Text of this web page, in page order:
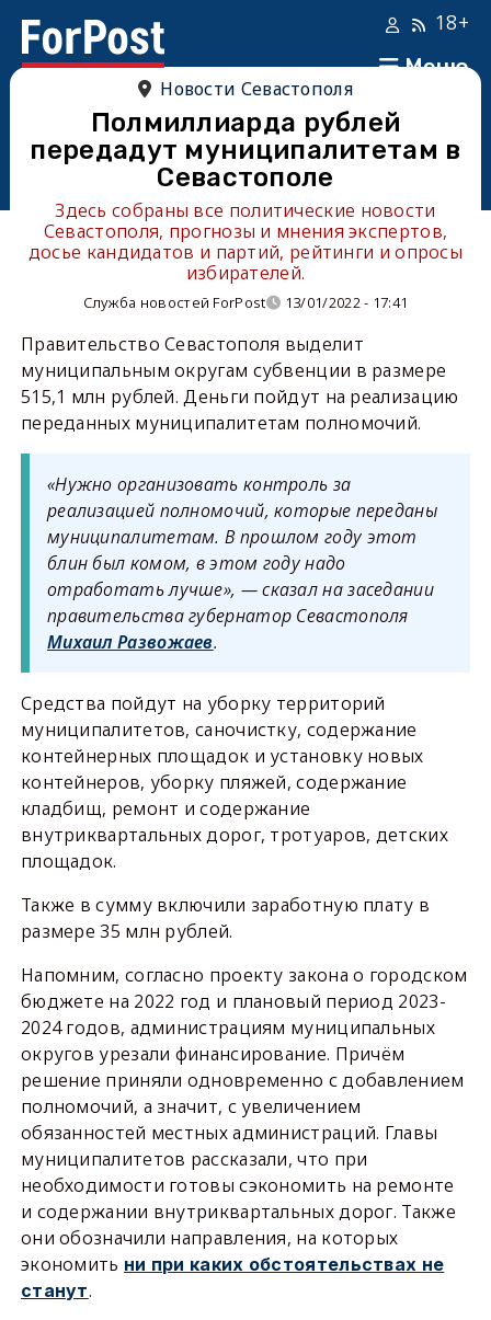
Меню
18+
Новости Севастополя
Полмиллиарда рублей
передадут муниципалитетам в
Севастополе
Здесь собраны все политические новости
Севастополя, прогнозы и мнения экспертов,
досье кандидатов и партий, рейтинги и опросы
избирателей.
Служба новостей ForPost 13/01/2022 - 17:41
Правительство Севастополя выделит
муниципальным округам субвенции в размере
515,1 млн рублей. Деньги пойдут на реализацию
переданных муниципалитетам полномочий.
«Нужно организовать контроль за
реализацией полномочий, которые переданы
муниципалитетам. В прошлом году этот
блин был комом, в этом году надо
отработать лучше», — сказал на заседании
правительства губернатор Севастополя
Михаил Развожаев.
Средства пойдут на уборку территорий
муниципалитетов, саночистку, содержание
контейнерных площадок и установку новых
контейнеров, уборку пляжей, содержание
кладбищ, ремонт и содержание
внутриквартальных дорог, тротуаров, детских
площадок.
Также в сумму включили заработную плату в
размере 35 млн рублей.
Напомним, согласно проекту закона о городском
бюджете на 2022 год и плановый период 2023-
2024 годов, администрациям муниципальных
округов урезали финансирование. Причём
решение приняли одновременно с добавлением
полномочий, а значит, с увеличением
обязанностей местных администраций. Главы
муниципалитетов рассказали, что при
необходимости готовы сэкономить на ремонте
и содержании внутриквартальных дорог. Также
они обозначили направления, на которых
экономить ни при каких обстоятельствах не
станут.